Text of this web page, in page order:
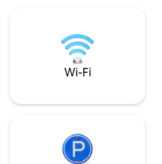
キルのハイキング
ニングスポットの
イリッシュな隠れ家です。
たちのインスタグ
Wi-Fi